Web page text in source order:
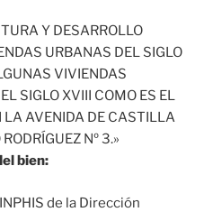
Y DESARROLLO
URBANAS DEL SIGLO
VIVIENDAS
SIGLO XVIII COMO ES EL
LA AVENIDA DE CASTILLA
Nº 3.»
bien:
de la Dirección